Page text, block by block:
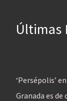
Últimas
‘Persépolis’
Granada es